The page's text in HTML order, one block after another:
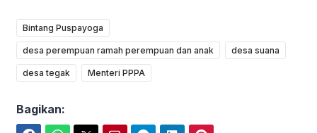
Bintang Puspayoga
desa perempuan ramah perempuan dan anak desa suana
desa tegak Menteri PPPA
Bagikan: